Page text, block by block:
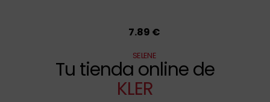
7.89 €
SELENE
Tu tienda online de
KLER